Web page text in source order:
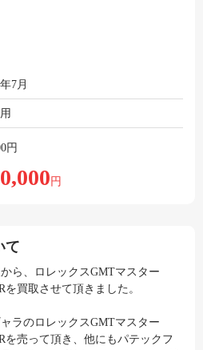
7月
円
円
て
ら、ロレックスGMTマスター
を買取させて頂きました。
ラのロレックスGMTマスター
を売って頂き、他にもパテックフ